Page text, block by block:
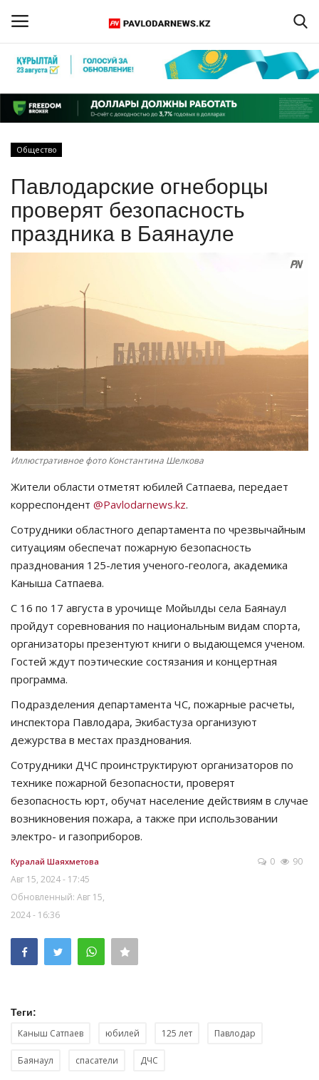
Регистрация
Главная
ПАВЛОДАРСКАЯ ОБЛАСТЬ
КАЗАХСТАН
СПЕЦПРОЕКТЫ
Чек-лист
РАЗВЛЕЧЕНИЯ
OFFICIAL
Курултай
Язык
Қазақша Русский
Общество
Павлодарские огнеборцы
проверят безопасность
праздника в Баянауле
Иллюстративное фото Константина Шелкова
Жители области отметят юбилей Сатпаева, передает
корреспондент @Pavlodarnews.kz.
Сотрудники областного департамента по чрезвычайным
ситуациям обеспечат пожарную безопасность
празднования 125-летия ученого-геолога, академика
Каныша Сатпаева.
С 16 по 17 августа в урочище Мойылды села Баянаул
пройдут соревнования по национальным видам спорта,
организаторы презентуют книги о выдающемся ученом.
Гостей ждут поэтические состязания и концертная
программа.
Подразделения департамента ЧС, пожарные расчеты,
инспектора Павлодара, Экибастуза организуют
дежурства в местах празднования.
Сотрудники ДЧС проинструктируют организаторов по
технике пожарной безопасности, проверят
безопасность юрт, обучат население действиям в случае
возникновения пожара, а также при использовании
электро- и газоприборов.
Куралай Шаяхметова
Авг 15, 2024 - 17:45
Обновленный: Авг 15,
2024 - 16:36
0 90
Теги:
Каныш Сатпаев юбилей 125 лет Павлодар
Баянаул спасатели ДЧС